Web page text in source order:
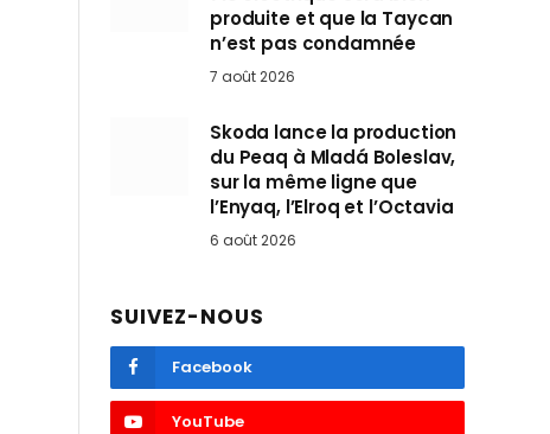
produite et que la Taycan
n’est pas condamnée
7 août 2026
Skoda lance la production
du Peaq à Mladá Boleslav,
sur la même ligne que
l’Enyaq, l’Elroq et l’Octavia
6 août 2026
SUIVEZ-NOUS
Facebook
YouTube